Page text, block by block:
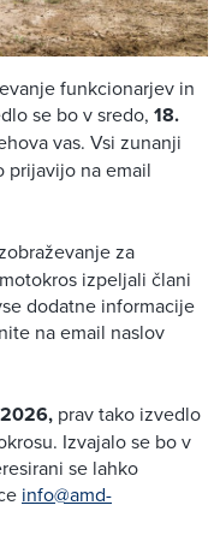
funkcionarjev in
se bo v sredo, 18.
vas. Vsi zunanji
prijavijo na email
za
izpeljali člani
dodatne informacije
na email naslov
prav tako izvedlo
Izvajalo se bo v
se lahko
info@amd-